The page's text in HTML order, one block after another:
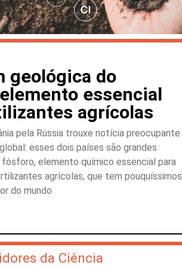
geológica do
essencial
agrícolas
pela Rússia trouxe notícia preocupante
esses dois países são grandes
elemento químico essencial para
agrícolas, que tem pouquíssimos
do mundo
da Ciência